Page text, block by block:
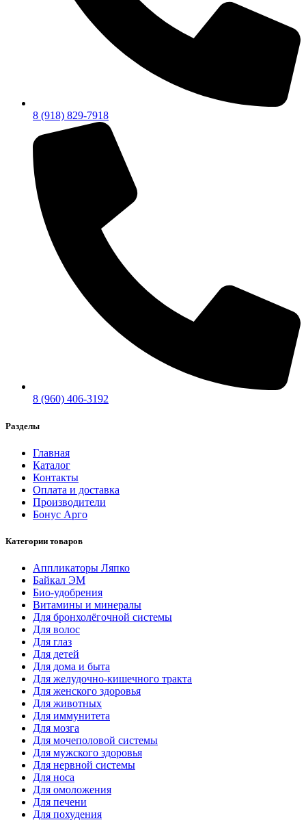
8 (918) 829-7918
8 (960) 406-3192
Разделы
Главная
Каталог
Контакты
Оплата и доставка
Производители
Бонус Арго
Категории товаров
Аппликаторы Ляпко
Байкал ЭМ
Био-удобрения
Витамины и минералы
Для бронхолёгочной системы
Для волос
Для глаз
Для детей
Для дома и быта
Для желудочно-кишечного тракта
Для женского здоровья
Для животных
Для иммунитета
Для мозга
Для мочеполовой системы
Для мужского здоровья
Для нервной системы
Для носа
Для омоложения
Для печени
Для похудения